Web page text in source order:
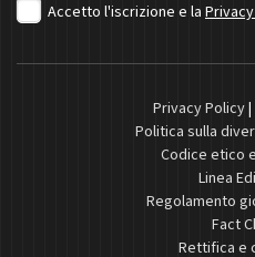
Accetto l'iscrizione e la
Privacy Policy|
Politica sulla
Codice etico
Linea
Regolamento
Fact
Rettifica e